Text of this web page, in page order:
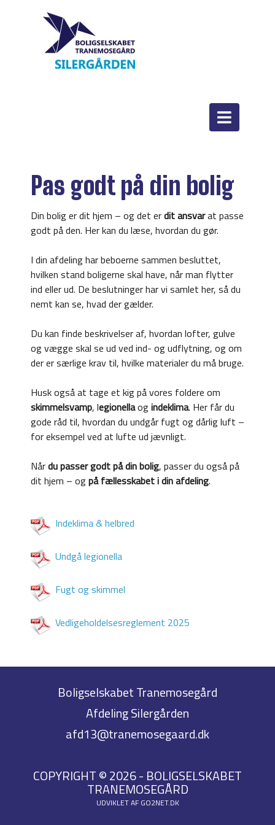
Pas godt på din bolig
Din bolig er dit hjem – og det erdit ansvarat passe
godt på den. Her kan du læse, hvordan du gør.
I din afdeling har beboerne sammen besluttet,
hvilken stand boligerne skal have, når man flytter
ind eller ud. De beslutninger har vi samlet her, så du
nemt kan se, hvad der gælder.
Du kan finde beskrivelser af, hvordan lofter, gulve
og vægge skal se ud ved ind- og udflytning, og om
der er særlige krav til, hvilke materialer du må bruge.
Husk også at tage et kig på vores foldere om
skimmelsvamp, legionellaogindeklima. Her får du
gode råd til, hvordan du undgår fugt og dårlig luft –
for eksempel ved at lufte ud jævnligt.
Nårdu passer godt på din bolig, passer du også på
dit hjem – ogpå fællesskabet i din afdeling.
Indeklima & helbred
Undgå legionella
Fugt og skimmel
Vedligeholdelsesreglement 2025
Boligselskabet Tranemosegård
Afdeling Silergården
afd13@tranemosegaard.dk
COPYRIGHT © 2026 - BOLIGSELSKABET
TRANEMOSEGÅRD
UDVIKLET AF GO2NET.DK